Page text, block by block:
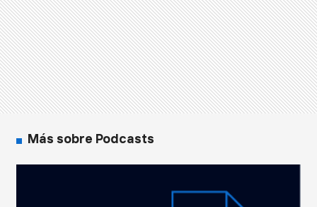
Más sobre Podcasts